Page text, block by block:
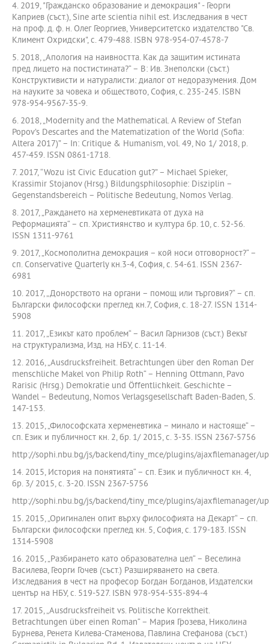
4. 2019, "Гражданско образование и демокрация" - Георги
Каприев (съст.), Sine arte scientia nihil est. Изследвания в чест
на проф. д. ф. н. Олег Георгиев, Университетско издателство "Св.
Климент Охридски", с. 479-488. ISBN 978-954-07-4578-7
5. 2018, „Апология на наивността. Как да защитим истината
пред лицето на постистината?“ – В: Ив. Знеполски (съст.)
Конструктивисти и натуралисти: диалог от недоразумения. Дом
на науките за човека и обществото, София, с. 235-245. ISBN
978-954-9567-35-9.
6. 2018, „Modernity and the Mathematical. A Review of Stefan
Popov’s Descartes and the Matematization of the World (Sofia:
Altera 2017)” – In: Critique & Humanism, vol. 49, No 1/ 2018, p.
457-459. ISSN 0861-1718.
7. 2017, “Wozu ist Civic Education gut?” – Michael Spieker,
Krassimir Stojanov (Hrsg.) Bildungsphilosophie: Disziplin –
Gegenstandsbereich – Politische Bedeutung, Nomos Verlag.
8. 2017, „Раждането на херменевтиката от духа на
Реформацията“ – сп. Християнство и култура бр. 10, с. 52-56.
ISSN 1311-9761
9. 2017, „Космополитна демокрация – кой носи отговорност?“ –
сп. Conservative Quarterly кн.3-4, София, с. 54-61. ISSN 2367-
6981
10. 2017, „Донорството на органи – помощ или търговия?“ – сп.
Български философски преглед кн.7, София, с. 18-27. ISSN 1314-
5908
11. 2017, „Езикът като проблем“ – Васил Гарнизов (съст.) Векът
на структурализма, Изд. на НБУ, с. 11-14.
12. 2016, „Ausdrucksfreiheit. Betrachtungen über den Roman Der
menschliche Makel von Philip Roth“ – Henning Ottmann, Pavo
Rarisic (Hrsg.) Demokratie und Öffentlichkeit. Geschichte –
Wandel – Bedeutung, Nomos Verlagsgesellschaft Baden-Baden, S.
147-153.
13. 2015, „Философската херменевтика – минало и настояще“ –
сп. Език и публичност кн. 2, бр. 1/ 2015, с. 3-35. ISSN 2367-5756
http://sophi.nbu.bg/js/backend/tiny_mce/plugins/ajaxfilemanager/
14. 2015, История на понятията“ – сп. Език и публичност кн. 4,
бр. 3/ 2015, с. 3-20. ISSN 2367-5756
http://sophi.nbu.bg/js/backend/tiny_mce/plugins/ajaxfilemanager/
15. 2015, „Оригинален опит върху философията на Декарт“ – сп.
Български философски преглед кн. 5, София, с. 179-183. ISSN
1314-5908
16. 2015, „Разбирането като образователна цел“ – Веселина
Василева, Георги Гочев (съст.) Разширяването на света.
Изследвания в чест на професор Богдан Богданов, Издателски
център на НБУ, с. 519-527. ISBN 978-954-535-894-4
17. 2015, „Ausdrucksfreiheit vs. Politische Korrektheit.
Betrachtungen über einen Roman“ – Мария Грозева, Николина
Бурнева, Ренета Килева-Стаменова, Павлина Стефанова (съст.)